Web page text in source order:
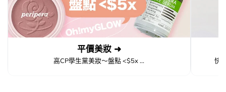
平價美妝 ➜
高CP學生黨美妝～盤點 <$5x ... 快